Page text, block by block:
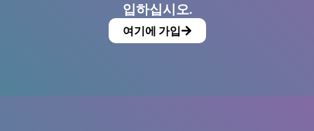
입하십시오.
여기에 가입